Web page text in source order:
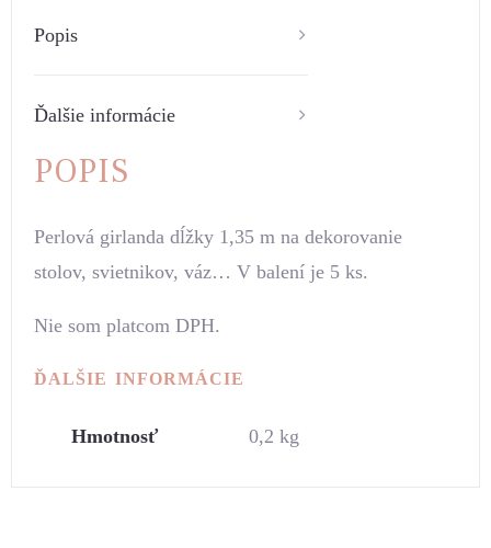
Popis
Ďalšie informácie
POPIS
Perlová girlanda dĺžky 1,35 m na dekorovanie
stolov, svietnikov, váz… V balení je 5 ks.
Nie som platcom DPH.
ĎALŠIE INFORMÁCIE
Hmotnosť 0,2 kg